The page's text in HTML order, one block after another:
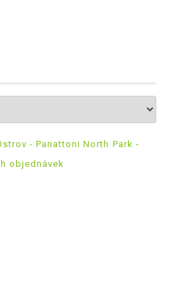
- Panattoni North Park -
objednávek